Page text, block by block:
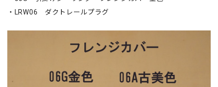
・LRW06 ダクトレールプラグ